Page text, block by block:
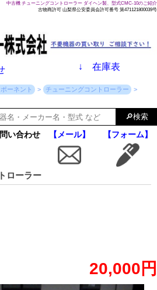
中古機 チューニングコントローラー ダイヘン製、型式CMC-10のご紹介
古物商許可 山梨県公安委員会許可番号 第471121800039号
↓ 在庫表
ーネント
チューニングコントローラー
い合わせ 【メール】 【フォーム】
ローラー
20,000円